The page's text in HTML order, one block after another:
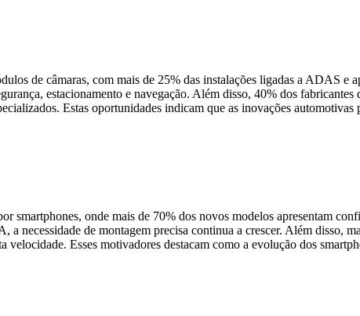
de câmaras, com mais de 25% das instalações ligadas a ADAS e
estacionamento e navegação. Além disso, 40% dos
Estas oportunidades indicam que as inovações automotivas
onde mais de 70% dos novos modelos apresentam
necessidade de montagem precisa continua a crescer. Além disso,
Esses motivadores destacam como a evolução dos